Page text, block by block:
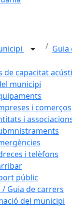
Guia
de capacitat
municipi
i comerços
i
i telèfons
públic
/ Guia de carrers
del municipi